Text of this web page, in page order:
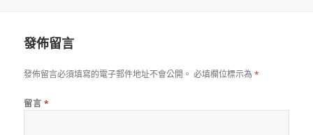
發佈留言
發佈留言必須填寫的電子郵件地址不會公開。 必填欄位標示為*
留言 *